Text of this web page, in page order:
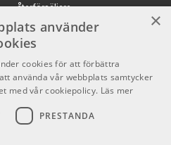
återförsäljare.
E-post:info@emnordic.se
×
använder
cookies för att förbättra
använda vår webbplats samtycker
med vår cookiepolicy. Läs mer
PRESTANDA